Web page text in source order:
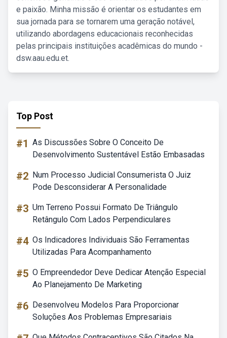
e paixão. Minha missão é orientar os estudantes em
sua jornada para se tornarem uma geração notável,
utilizando abordagens educacionais reconhecidas
pelas principais instituições acadêmicas do mundo -
dsw.aau.edu.et.
Top Post
#1 As Discussões Sobre O Conceito De
Desenvolvimento Sustentável Estão Embasadas
#2 Num Processo Judicial Consumerista O Juiz
Pode Desconsiderar A Personalidade
#3 Um Terreno Possui Formato De Triângulo
Retângulo Com Lados Perpendiculares
#4 Os Indicadores Individuais São Ferramentas
Utilizadas Para Acompanhamento
#5 O Empreendedor Deve Dedicar Atenção Especial
Ao Planejamento De Marketing
#6 Desenvolveu Modelos Para Proporcionar
Soluções Aos Problemas Empresariais